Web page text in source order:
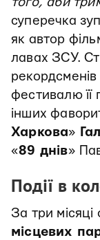
того, аби
суперечка
як автор
лавах ЗСУ.
фестивалю її
інших
Харкова»
«89 днів»
Події в
За три
місцевих